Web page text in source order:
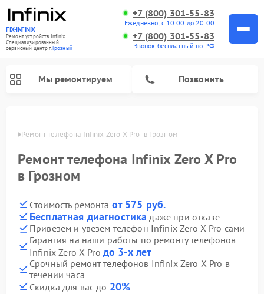
FIX-INFINIX
Ремонт устройств Infinix
Специализированный
cервисный центр г.Грозный
+7 (800) 301-55-83
Ежедневно, с 10:00 до 20:00
+7 (800) 301-55-83
Звонок бесплатный по РФ
Мы ремонтируем Позвонить
Ремонт телефона Infinix Zero X Pro  в Грозном
Ремонт телефона Infinix Zero X Pro
в Грозном
Стоимость ремонта от 575 руб.
Бесплатная диагностика даже при отказе
Привезем и увезем телефон Infinix Zero X Pro сами
Гарантия на наши работы по ремонту телефонов
Infinix Zero X Pro до 3-х лет
Срочный ремонт телефонов Infinix Zero X Pro в
течении часа
Скидка для вас до 20%